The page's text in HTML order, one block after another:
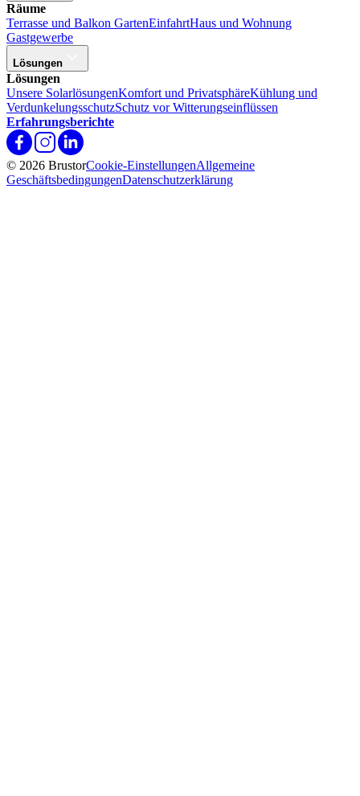
Räume
Terrasse und Balkon GartenEinfahrtHaus und Wohnung
Gastgewerbe
Lösungen
Lösungen
Unsere SolarlösungenKomfort und PrivatsphäreKühlung und
VerdunkelungsschutzSchutz vor Witterungseinflüssen
Erfahrungsberichte
© 2026 BrustorCookie-EinstellungenAllgemeine
GeschäftsbedingungenDatenschutzerklärung